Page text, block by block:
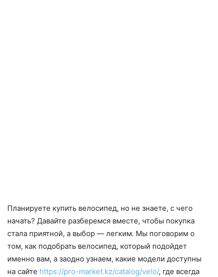
Планируете купить велосипед, но не знаете, с чего
начать? Давайте разберемся вместе, чтобы покупка
стала приятной, а выбор — легким. Мы поговорим о
том, как подобрать велосипед, который подойдет
именно вам, а заодно узнаем, какие модели доступны
на сайте https://pro-market.kz/catalog/velo/, где всегда